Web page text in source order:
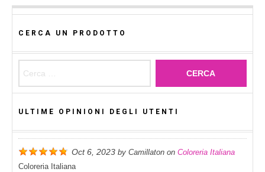
CERCA UN PRODOTTO
ULTIME OPINIONI DEGLI UTENTI
Oct 6, 2023 by Camillaton on Coloreria Italiana
Coloreria Italiana